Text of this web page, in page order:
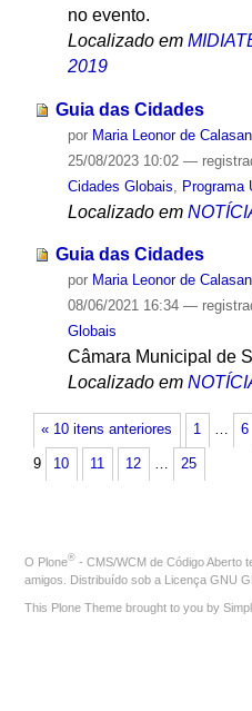
no evento.
Localizado em
2019
Guia das Cidades
por Maria Leonor de
25/08/2023 10:02 —
Cidades Globais
Programa
Localizado em
Guia das Cidades
por Maria Leonor de
08/06/2021 16:34 —
Globais
Câmara Municipal de
Localizado em
« 10 itens anteriores 1 … 6
9 10 11 12 … 25
O Plone® - CMS/WCM de Código Aberto
amigos. Distribuído sob a Licença GNU
This Plone Theme brought to you by